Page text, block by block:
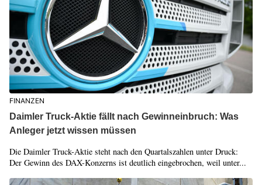
FINANZEN
Daimler Truck-Aktie fällt nach Gewinneinbruch: Was
Anleger jetzt wissen müssen
Die Daimler Truck-Aktie steht nach den Quartalszahlen unter Druck:
Der Gewinn des DAX-Konzerns ist deutlich eingebrochen, weil unter...